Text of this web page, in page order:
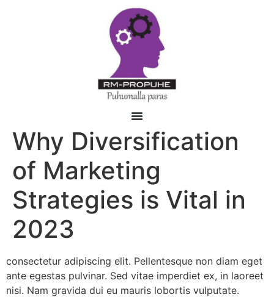
Why Diversification
of Marketing
Strategies is Vital in
2023
consectetur adipiscing elit. Pellentesque non diam eget
ante egestas pulvinar. Sed vitae imperdiet ex, in laoreet
nisi. Nam gravida dui eu mauris lobortis vulputate.